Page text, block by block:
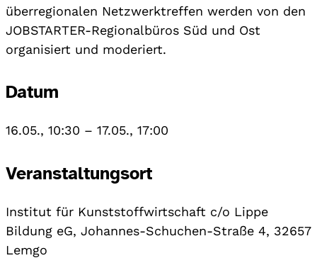
überregionalen Netzwerktreffen werden von den
JOBSTARTER-Regionalbüros Süd und Ost
organisiert und moderiert.
Datum
16.05., 10:30 – 17.05., 17:00
Veranstaltungsort
Institut für Kunststoffwirtschaft c/o Lippe
Bildung eG, Johannes-Schuchen-Straße 4, 32657
Lemgo